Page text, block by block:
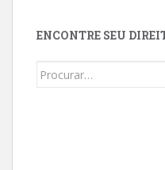
ENCONTRE SEU
Buscar: